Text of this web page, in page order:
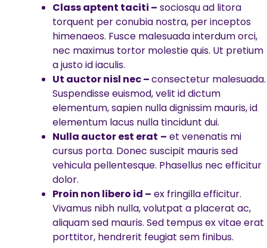
Class aptent taciti – sociosqu ad litora
torquent per conubia nostra, per inceptos
himenaeos. Fusce malesuada interdum orci,
nec maximus tortor molestie quis. Ut pretium
a justo id iaculis.
Ut auctor nisl nec –consectetur malesuada.
Suspendisse euismod, velit id dictum
elementum, sapien nulla dignissim mauris, id
elementum lacus nulla tincidunt dui.
Nulla auctor est erat – et venenatis mi
cursus porta. Donec suscipit mauris sed
vehicula pellentesque. Phasellus nec efficitur
dolor.
Proin non libero id – ex fringilla efficitur.
Vivamus nibh nulla, volutpat a placerat ac,
aliquam sed mauris. Sed tempus ex vitae erat
porttitor, hendrerit feugiat sem finibus.